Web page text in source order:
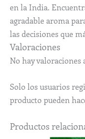
en la India.
agradable aroma
las decisiones que
Valoraciones
No hay valoraciones
Solo los usuarios
producto pueden
Productos